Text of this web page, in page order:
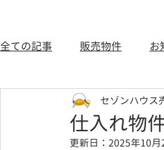
全ての記事 販売物件 お
一戸建て（新築・中古）
仕入れ物
セゾンハウス
更新日： 2025年10月